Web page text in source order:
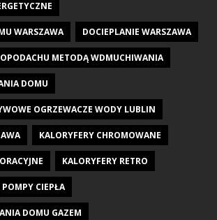
WARSZAWA DOCIEPLANIE WARSZAWA
METODĄ WDMUCHIWANIA
DOMU
OGRZEWACZE WODY LUBLIN
KALORYFERY CHROMOWANE
KALORYFERY RETRO
CIEPŁA
DOMU GAZEM